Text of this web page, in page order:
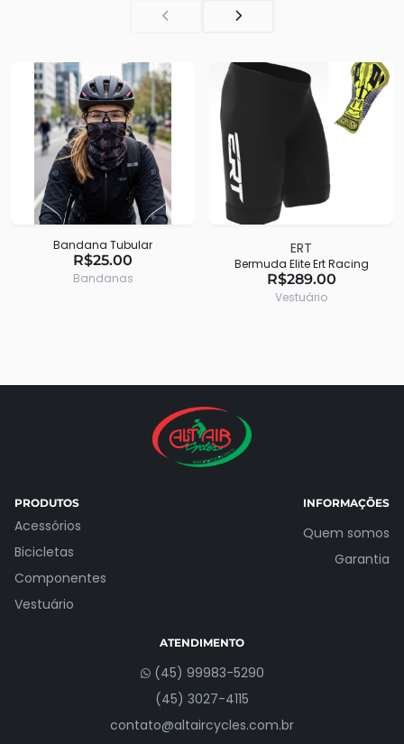
Bandana Tubular
R$25.00
Bandanas
ERT
Bermuda Elite Ert Racing
R$289.00
Vestuário
PRODUTOS
Acessórios
Bicicletas
Componentes
Vestuário
INFORMAÇÕES
Quem somos
Garantia
ATENDIMENTO
(45) 99983-5290
(45) 3027-4115
contato@altaircycles.com.br